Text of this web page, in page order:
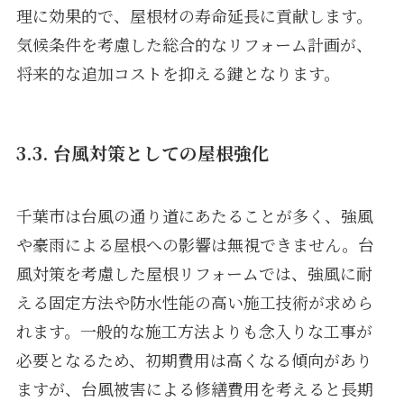
理に効果的で、屋根材の寿命延長に貢献します。
気候条件を考慮した総合的なリフォーム計画が、
将来的な追加コストを抑える鍵となります。
3.3. 台風対策としての屋根強化
千葉市は台風の通り道にあたることが多く、強風
や豪雨による屋根への影響は無視できません。台
風対策を考慮した屋根リフォームでは、強風に耐
える固定方法や防水性能の高い施工技術が求めら
れます。一般的な施工方法よりも念入りな工事が
必要となるため、初期費用は高くなる傾向があり
ますが、台風被害による修繕費用を考えると長期